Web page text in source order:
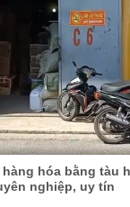
hóa bằng tàu
nghiệp, uy tín